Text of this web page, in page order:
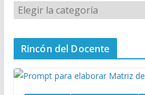
M
e
n
P
Rincón del Docente